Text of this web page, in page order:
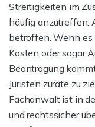
Streitigkeiten im
häufig anzutreffen.
betroffen. Wenn es
Kosten oder sogar
Beantragung
Juristen zurate zu
Fachanwalt ist in
und rechtssicher